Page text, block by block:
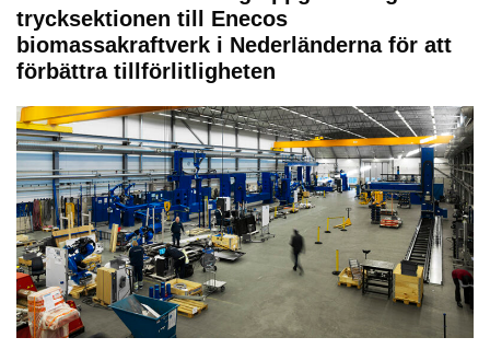
trycksektionen till Enecos
biomassakraftverk i Nederländerna för att
förbättra tillförlitligheten